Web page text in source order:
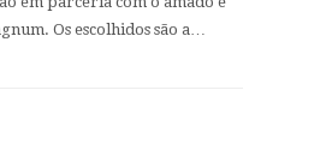
Os escolhidos são a…